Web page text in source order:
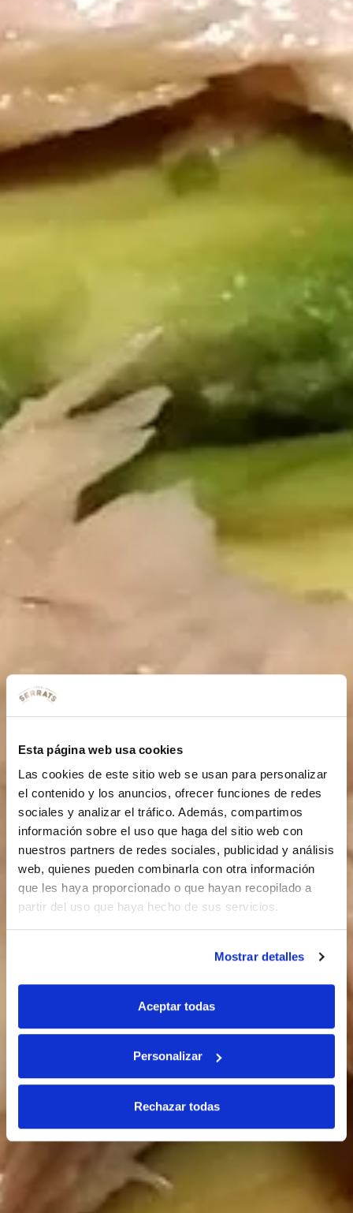
Esta página web usa cookies
Las cookies de este sitio web se usan para personalizar
el contenido y los anuncios, ofrecer funciones de redes
sociales y analizar el tráfico. Además, compartimos
información sobre el uso que haga del sitio web con
nuestros partners de redes sociales, publicidad y análisis
web, quienes pueden combinarla con otra información
que les haya proporcionado o que hayan recopilado a
partir del uso que haya hecho de sus servicios.
Mostrar detalles
Aceptar todas
Personalizar
Rechazar todas